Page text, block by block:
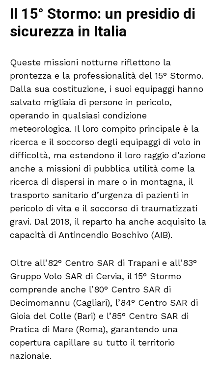
Il 15° Stormo: un presidio di
sicurezza in Italia
Queste missioni notturne riflettono la
prontezza e la professionalità del 15° Stormo.
Dalla sua costituzione, i suoi equipaggi hanno
salvato migliaia di persone in pericolo,
operando in qualsiasi condizione
meteorologica. Il loro compito principale è la
ricerca e il soccorso degli equipaggi di volo in
difficoltà, ma estendono il loro raggio d’azione
anche a missioni di pubblica utilità come la
ricerca di dispersi in mare o in montagna, il
trasporto sanitario d’urgenza di pazienti in
pericolo di vita e il soccorso di traumatizzati
gravi. Dal 2018, il reparto ha anche acquisito la
capacità di Antincendio Boschivo (AIB).
Oltre all’82° Centro SAR di Trapani e all’83°
Gruppo Volo SAR di Cervia, il 15° Stormo
comprende anche l’80° Centro SAR di
Decimomannu (Cagliari), l’84° Centro SAR di
Gioia del Colle (Bari) e l’85° Centro SAR di
Pratica di Mare (Roma), garantendo una
copertura capillare su tutto il territorio
nazionale.